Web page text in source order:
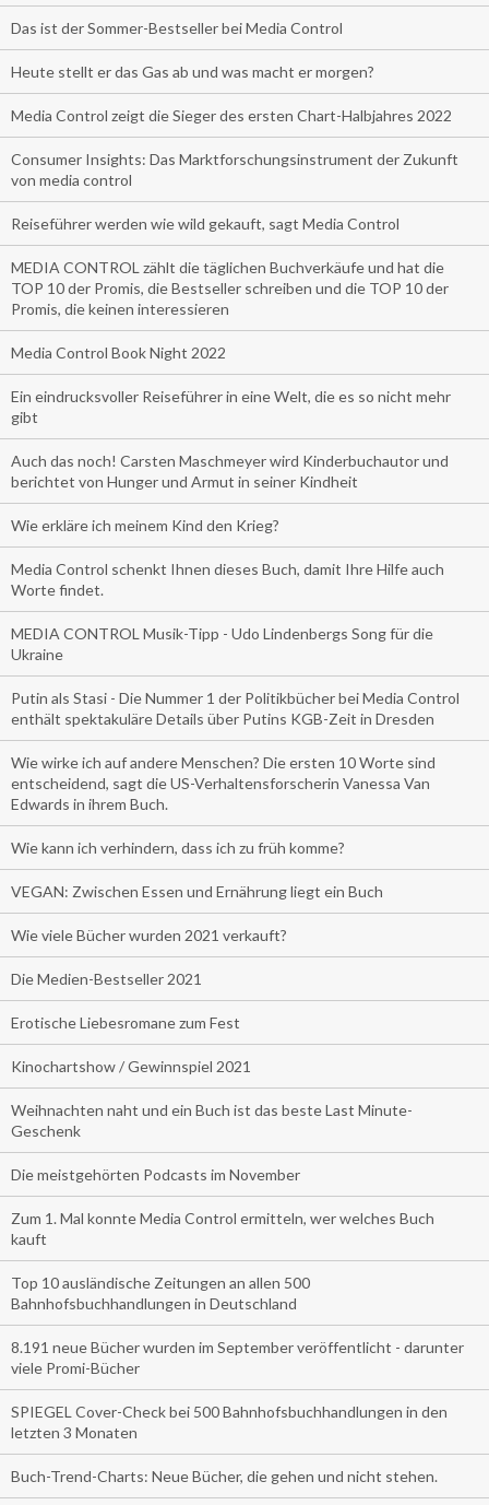
Das ist der Sommer-Bestseller bei Media Control
Heute stellt er das Gas ab und was macht er morgen?
Media Control zeigt die Sieger des ersten Chart-Halbjahres 2022
Consumer Insights: Das Marktforschungsinstrument der Zukunft
von media control
Reiseführer werden wie wild gekauft, sagt Media Control
MEDIA CONTROL zählt die täglichen Buchverkäufe und hat die
TOP 10 der Promis, die Bestseller schreiben und die TOP 10 der
Promis, die keinen interessieren
Media Control Book Night 2022
Ein eindrucksvoller Reiseführer in eine Welt, die es so nicht mehr
gibt
Auch das noch! Carsten Maschmeyer wird Kinderbuchautor und
berichtet von Hunger und Armut in seiner Kindheit
Wie erkläre ich meinem Kind den Krieg?
Media Control schenkt Ihnen dieses Buch, damit Ihre Hilfe auch
Worte findet.
MEDIA CONTROL Musik-Tipp - Udo Lindenbergs Song für die
Ukraine
Putin als Stasi - Die Nummer 1 der Politikbücher bei Media Control
enthält spektakuläre Details über Putins KGB-Zeit in Dresden
Wie wirke ich auf andere Menschen? Die ersten 10 Worte sind
entscheidend, sagt die US-Verhaltensforscherin Vanessa Van
Edwards in ihrem Buch.
Wie kann ich verhindern, dass ich zu früh komme?
VEGAN: Zwischen Essen und Ernährung liegt ein Buch
Wie viele Bücher wurden 2021 verkauft?
Die Medien-Bestseller 2021
Erotische Liebesromane zum Fest
Kinochartshow / Gewinnspiel 2021
Weihnachten naht und ein Buch ist das beste Last Minute-
Geschenk
Die meistgehörten Podcasts im November
Zum 1. Mal konnte Media Control ermitteln, wer welches Buch
kauft
Top 10 ausländische Zeitungen an allen 500
Bahnhofsbuchhandlungen in Deutschland
8.191 neue Bücher wurden im September veröffentlicht - darunter
viele Promi-Bücher
SPIEGEL Cover-Check bei 500 Bahnhofsbuchhandlungen in den
letzten 3 Monaten
Buch-Trend-Charts: Neue Bücher, die gehen und nicht stehen.